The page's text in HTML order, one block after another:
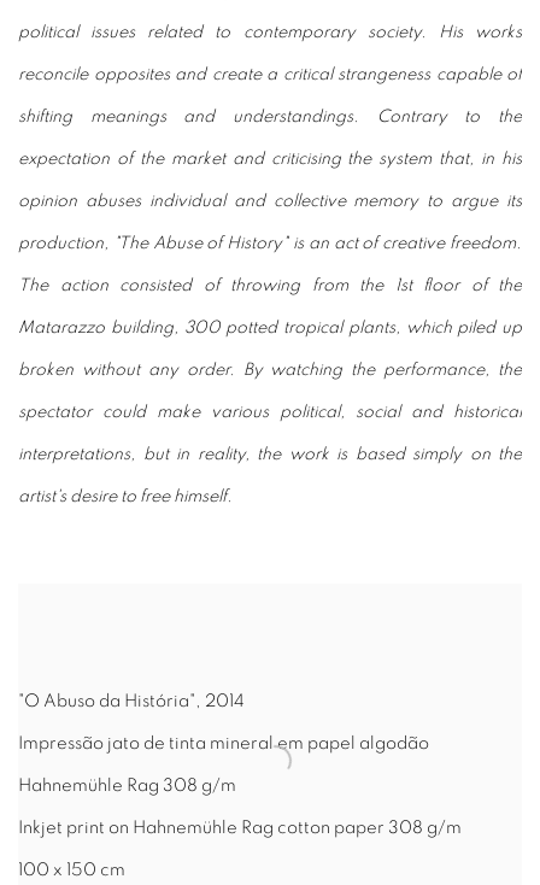
political issues related to contemporary society. His works
reconcile opposites and create a critical strangeness capable of
shifting meanings and understandings. Contrary to the
expectation of the market and criticising the system that, in his
opinion abuses individual and collective memory to argue its
production, "The Abuse of History" is an act of creative freedom.
The action consisted of throwing from the 1st floor of the
Matarazzo building, 300 potted tropical plants, which piled up
broken without any order. By watching the performance, the
spectator could make various political, social and historical
interpretations, but in reality, the work is based simply on the
artist's desire to free himself.
"O Abuso da História", 2014
Impressão jato de tinta mineral em papel algodão
Hahnemühle Rag 308 g/m
Inkjet print on Hahnemühle Rag cotton paper 308 g/m
100 x 150 cm